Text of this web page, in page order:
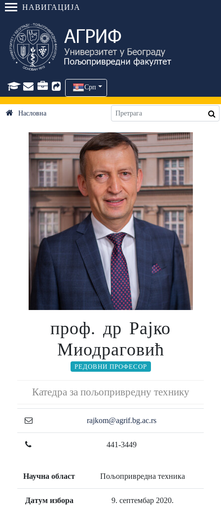
НАВИГАЦИЈА
Срп
Насловна
проф. др Рајко
Миодраговић
РЕДОВНИ ПРОФЕСОР
Катедра за пољопривредну технику
rajkom@agrif.bg.ac.rs
441-3449
Научна област Пољопривредна техника
Датум избора 9. септембар 2020.